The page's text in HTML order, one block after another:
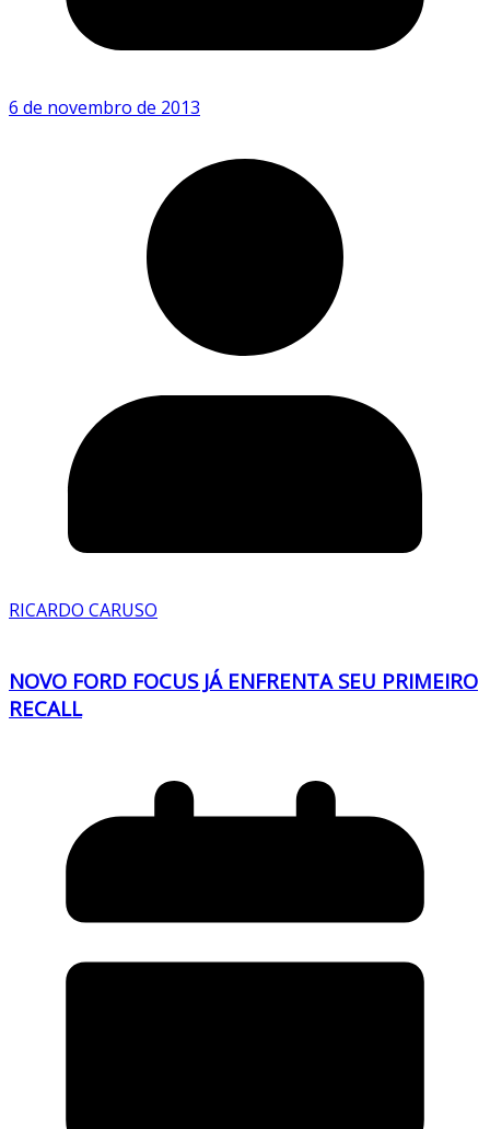
6 de novembro de 2013
RICARDO CARUSO
NOVO FORD FOCUS JÁ ENFRENTA SEU PRIMEIRO
RECALL